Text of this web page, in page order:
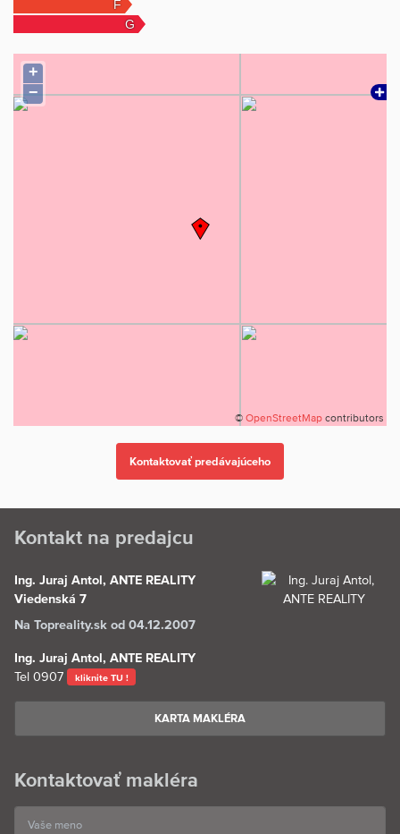
Lokalita – Nad jazerom:
Vyhľadávaná mestská časť s kompletnou občianskou
vybavenosťou a výbornou dostupnosťou do centra.
Prečo je táto ponuka zaujímavá?
- výborná lokalita pri jazere
+
−
© OpenStreetMap contributors
Kontakt na predajcu
Ing. Juraj Antol, ANTE REALITY
Viedenská 7
Na Topreality.sk od 04.12.2007
Ing. Juraj Antol, ANTE REALITY
Tel 0907 kliknite TU !
KARTA MAKLÉRA
Kontaktovať makléra